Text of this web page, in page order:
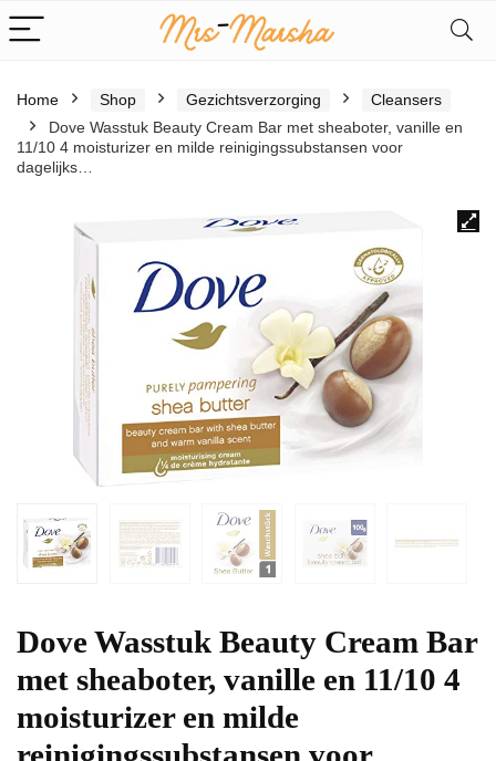
Home Shop Gezichtsverzorging
Cleansers
Dove Wasstuk Beauty Cream Bar met sheaboter, vanille en
11/10 4 moisturizer en milde reinigingssubstansen voor
dagelijks…
Dove Wasstuk Beauty Cream Bar
met sheaboter, vanille en 11/10 4
moisturizer en milde